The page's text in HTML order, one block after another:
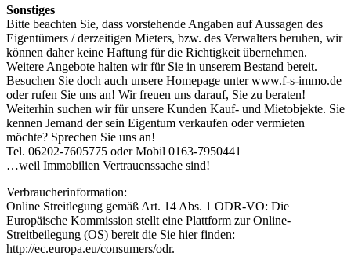
Sonstiges
Bitte beachten Sie, dass vorstehende Angaben auf Aussagen des
Eigentümers / derzeitigen Mieters, bzw. des Verwalters beruhen, wir
können daher keine Haftung für die Richtigkeit übernehmen.
Weitere Angebote halten wir für Sie in unserem Bestand bereit.
Besuchen Sie doch auch unsere Homepage unter www.f-s-immo.de
oder rufen Sie uns an! Wir freuen uns darauf, Sie zu beraten!
Weiterhin suchen wir für unsere Kunden Kauf- und Mietobjekte. Sie
kennen Jemand der sein Eigentum verkaufen oder vermieten
möchte? Sprechen Sie uns an!
Tel. 06202-7605775 oder Mobil 0163-7950441
…weil Immobilien Vertrauenssache sind!
Verbraucherinformation:
Online Streitlegung gemäß Art. 14 Abs. 1 ODR-VO: Die
Europäische Kommission stellt eine Plattform zur Online-
Streitbeilegung (OS) bereit die Sie hier finden:
http://ec.europa.eu/consumers/odr.